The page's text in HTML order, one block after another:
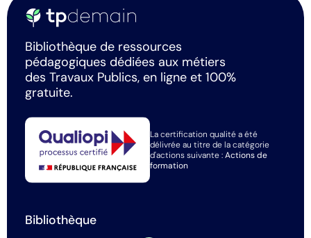
Bibliothèque de ressources
pédagogiques dédiées aux métiers
des Travaux Publics, en ligne et 100%
gratuite.
La certification qualité a été
délivrée au titre de la catégorie
d'actions suivante :Actions de
formation
Bibliothèque